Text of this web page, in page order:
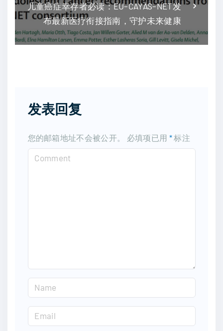
儿童癌症幸存者必读：EU–CAYAS–NET发
布最新医疗衔接指南，守护未来健康
发表回复
您的邮箱地址不会被公开。 必填项已用 *标注
a
em